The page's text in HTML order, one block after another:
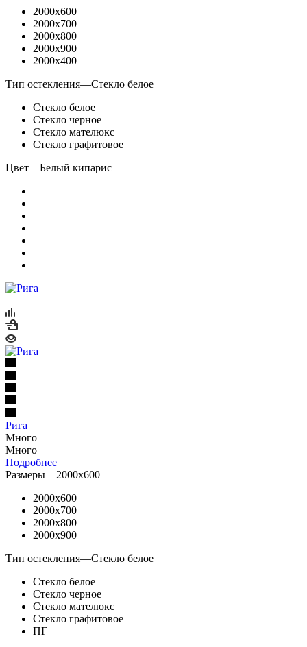
2000x600
2000x700
2000x800
2000x900
2000x400
Тип остекления—Стекло белое
Стекло белое
Стекло черное
Стекло мателюкс
Стекло графитовое
Цвет—Белый кипарис
Рига
Много
Много
Подробнее
Размеры—2000x600
2000x600
2000x700
2000x800
2000x900
Тип остекления—Стекло белое
Стекло белое
Стекло черное
Стекло мателюкс
Стекло графитовое
ПГ